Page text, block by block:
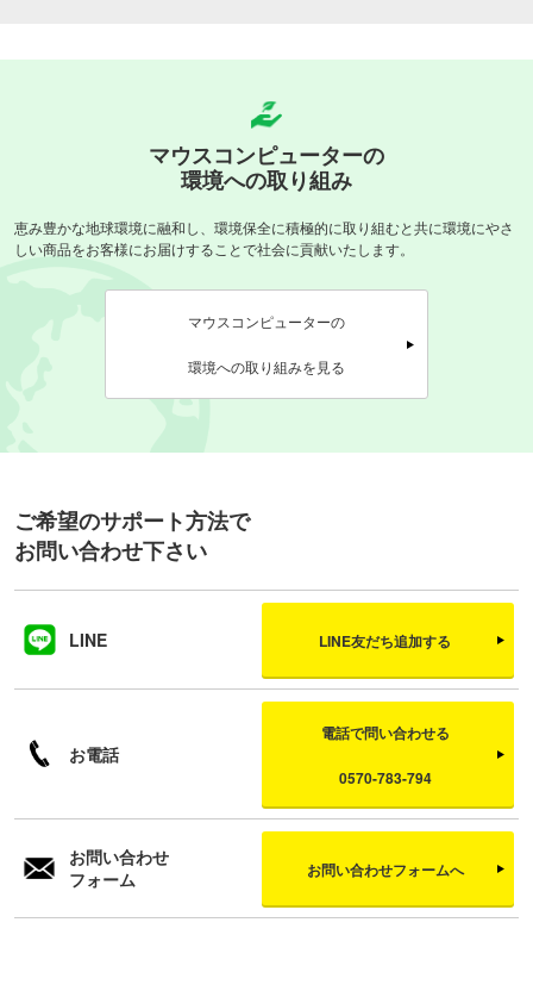
マウスコンピューターの
環境への取り組み
恵み豊かな地球環境に融和し、環境保全に積極的に取り組むと共に環境にやさ
しい商品をお客様にお届けすることで社会に貢献いたします。
マウスコンピューターの
環境への取り組みを見る
ご希望のサポート方法で
お問い合わせ下さい
LINE LINE友だち追加する
お電話
電話で問い合わせる
0570-783-794
お問い合わせ
フォーム
お問い合わせフォームへ